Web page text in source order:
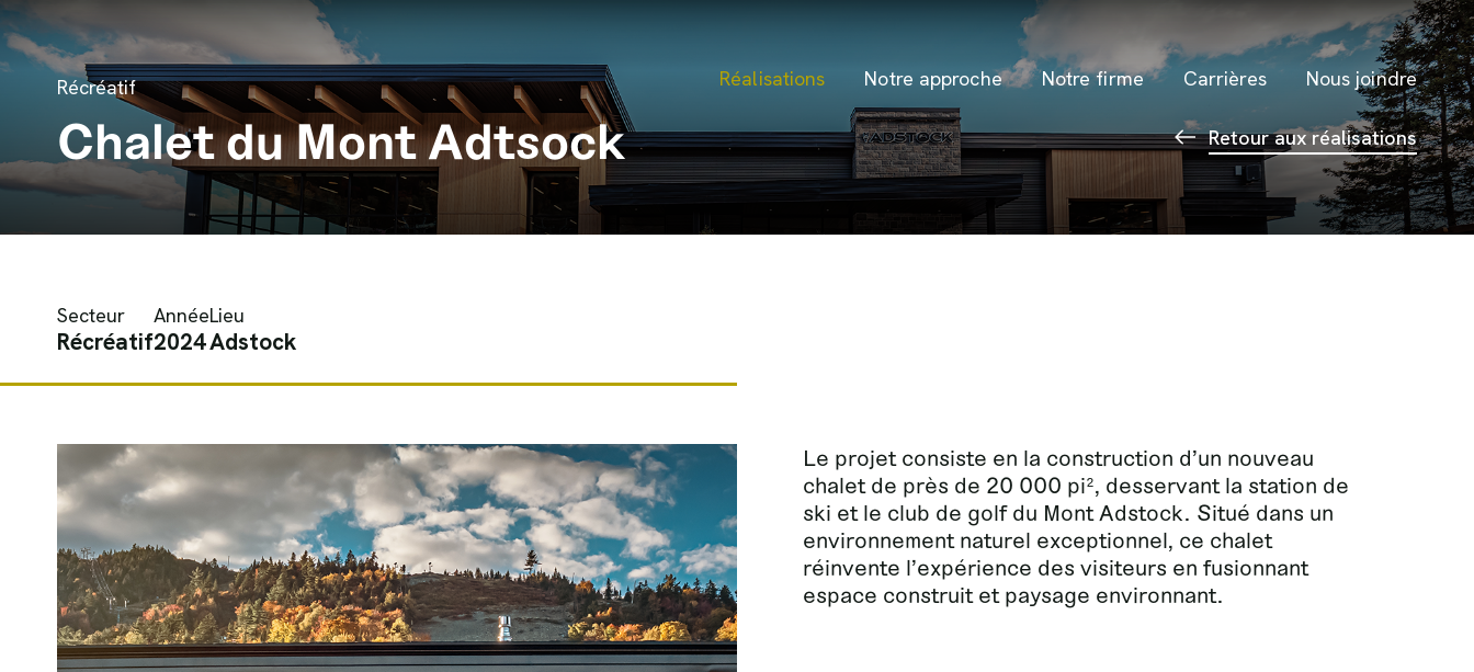
Aller au contenu
Réalisations Notre approche Notre firme Carrières Nous joindre
Récréatif
Chalet du Mont Adtsock Retour aux réalisations
Secteur
Récréatif
Année
2024
Lieu
Adstock
Le projet consiste en la construction d’un nouveau
chalet de près de 20 000 pi², desservant la station de
ski et le club de golf du Mont Adstock. Situé dans un
environnement naturel exceptionnel, ce chalet
réinvente l’expérience des visiteurs en fusionnant
espace construit et paysage environnant.